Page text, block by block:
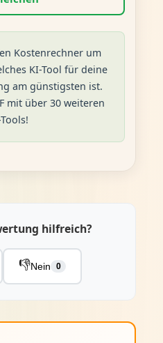
Kostenrechner um
KI-Tool für deine
am günstigsten ist.
mit über 30 weiteren
hilfreich?
👎Nein 0